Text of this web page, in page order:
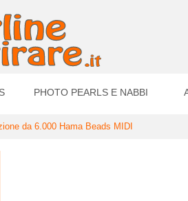
PHOTO PEARLS E NABBI
da 6.000 Hama Beads MIDI